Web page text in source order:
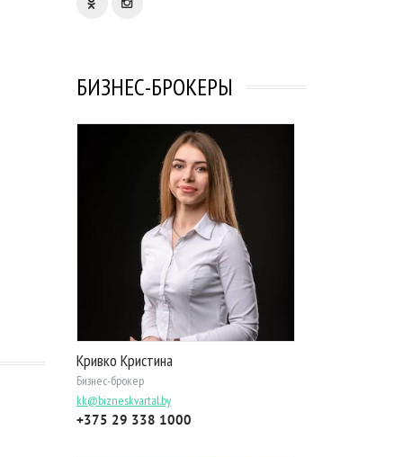
БИЗНЕС-БРОКЕРЫ
Кривко Кристина
Бизнес-брокер
kk@bizneskvartal.by
+375 29 338 1000